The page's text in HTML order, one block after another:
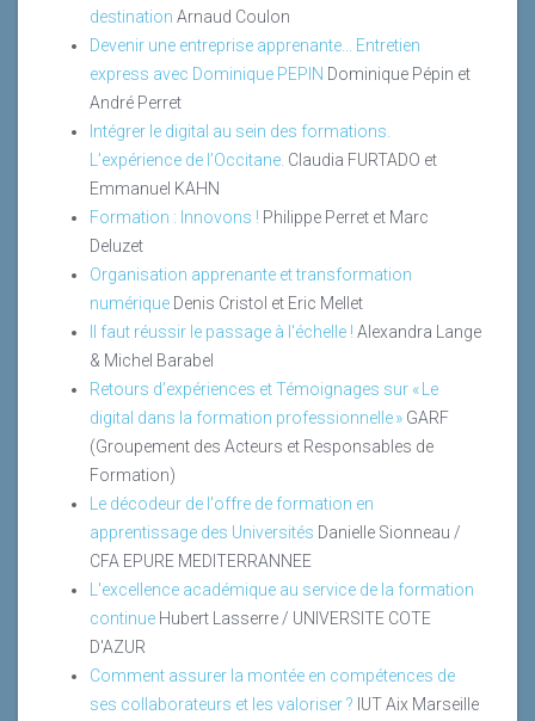
destination Arnaud Coulon
Devenir une entreprise apprenante... Entretien
express avec Dominique PEPIN Dominique Pépin et
André Perret
Intégrer le digital au sein des formations.
L’expérience de l’Occitane. Claudia FURTADO et
Emmanuel KAHN
Formation : Innovons ! Philippe Perret et Marc
Deluzet
Organisation apprenante et transformation
numérique Denis Cristol et Eric Mellet
Il faut réussir le passage à l'échelle ! Alexandra Lange
& Michel Barabel
Retours d’expériences et Témoignages sur « Le
digital dans la formation professionnelle » GARF
(Groupement des Acteurs et Responsables de
Formation)
Le décodeur de l'offre de formation en
apprentissage des Universités Danielle Sionneau /
CFA EPURE MEDITERRANNEE
L'excellence académique au service de la formation
continue Hubert Lasserre / UNIVERSITE COTE
D'AZUR
Comment assurer la montée en compétences de
ses collaborateurs et les valoriser ? IUT Aix Marseille